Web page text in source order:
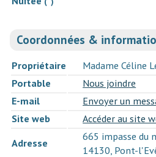
Coordonnées &
Propriétaire
Madame Céline
Portable
Nous joindre
E-mail
Envoyer un
Site web
Accéder au site
Adresse
665 impasse du
14130, Pont-